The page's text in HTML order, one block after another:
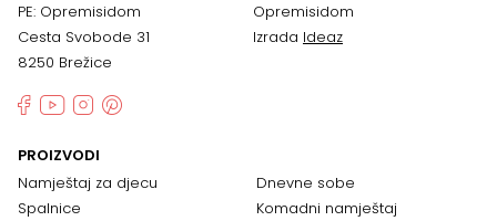
PE: Opremisidom
Cesta Svobode 31
8250 Brežice
Opremisidom
Izrada Ideaz
PROIZVODI
Namještaj za djecu
Spalnice
Dnevne sobe
Komadni namještaj